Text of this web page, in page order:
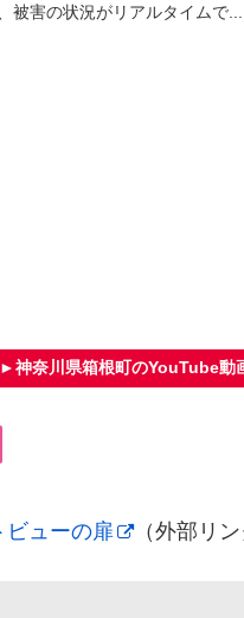
被害の状況がリアルタイムで...
►神奈川県箱根町のYouTube動
ューの扉 （外部リ